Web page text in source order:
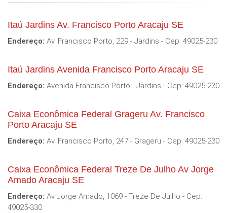
Itaú Jardins Av. Francisco Porto Aracaju SE
Endereço: Av. Francisco Porto, 229 - Jardins - Cep: 49025-230
Itaú Jardins Avenida Francisco Porto Aracaju SE
Endereço: Avenida Francisco Porto - Jardins - Cep: 49025-230
Caixa Econômica Federal Grageru Av. Francisco
Porto Aracaju SE
Endereço: Av. Francisco Porto, 247 - Grageru - Cep: 49025-230
Caixa Econômica Federal Treze De Julho Av Jorge
Amado Aracaju SE
Endereço: Av Jorge Amado, 1069 - Treze De Julho - Cep:
49025-330